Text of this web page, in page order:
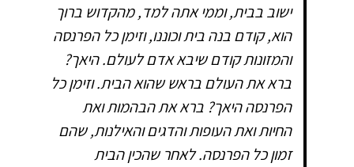
ישוב בבית, וממי אתה למד, מהקדוש ברוך
הוא, קודם בנה בית וכוננו, וזימן כל הפרנסה
והמזונות קודם שיבא אדם לעולם. היאך?
ברא את העולם בראש שהוא הבית. וזימן כל
הפרנסה היאך? ברא את הבהמות ואת
החיות ואת העופות והדגים והאילנות, שהם
זמון כל הפרנסה. לאחר שהכין הבית